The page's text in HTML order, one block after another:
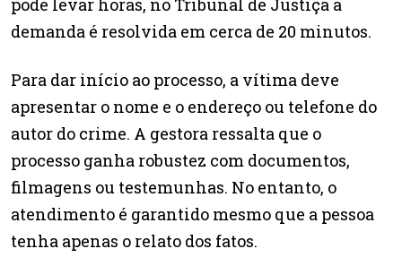
pode levar horas, no Tribunal de Justiça a
demanda é resolvida em cerca de 20 minutos.
Para dar início ao processo, a vítima deve
apresentar o nome e o endereço ou telefone do
autor do crime. A gestora ressalta que o
processo ganha robustez com documentos,
filmagens ou testemunhas. No entanto, o
atendimento é garantido mesmo que a pessoa
tenha apenas o relato dos fatos.